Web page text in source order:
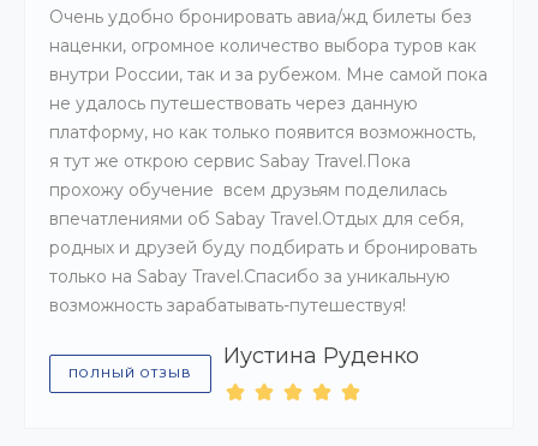
Очень удобно бронировать авиа/жд билеты без
наценки, огромное количество выбора туров как
внутри России, так и за рубежом. Мне самой пока
не удалось путешествовать через данную
платформу, но как только появится возможность,
я тут же открою сервис Sabay Travel.Пока
прохожу обучение всем друзьям поделилась
впечатлениями об Sabay Travel.Отдых для себя,
родных и друзей буду подбирать и бронировать
только на Sabay Travel.Спасибо за уникальную
возможность зарабатывать-путешествуя!
ПОЛНЫЙ ОТЗЫВ
Иустина Руденко